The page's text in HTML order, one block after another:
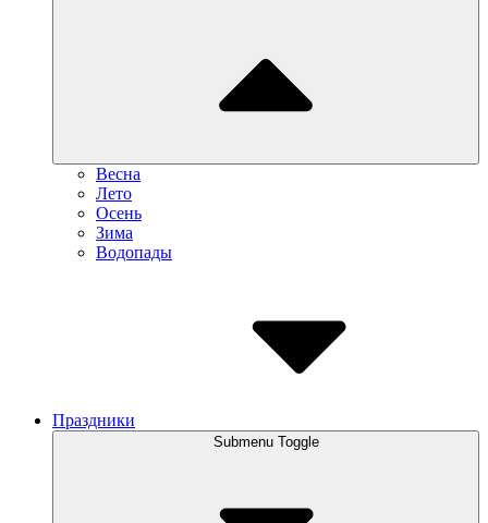
Весна
Лето
Осень
Зима
Водопады
Праздники
Submenu Toggle